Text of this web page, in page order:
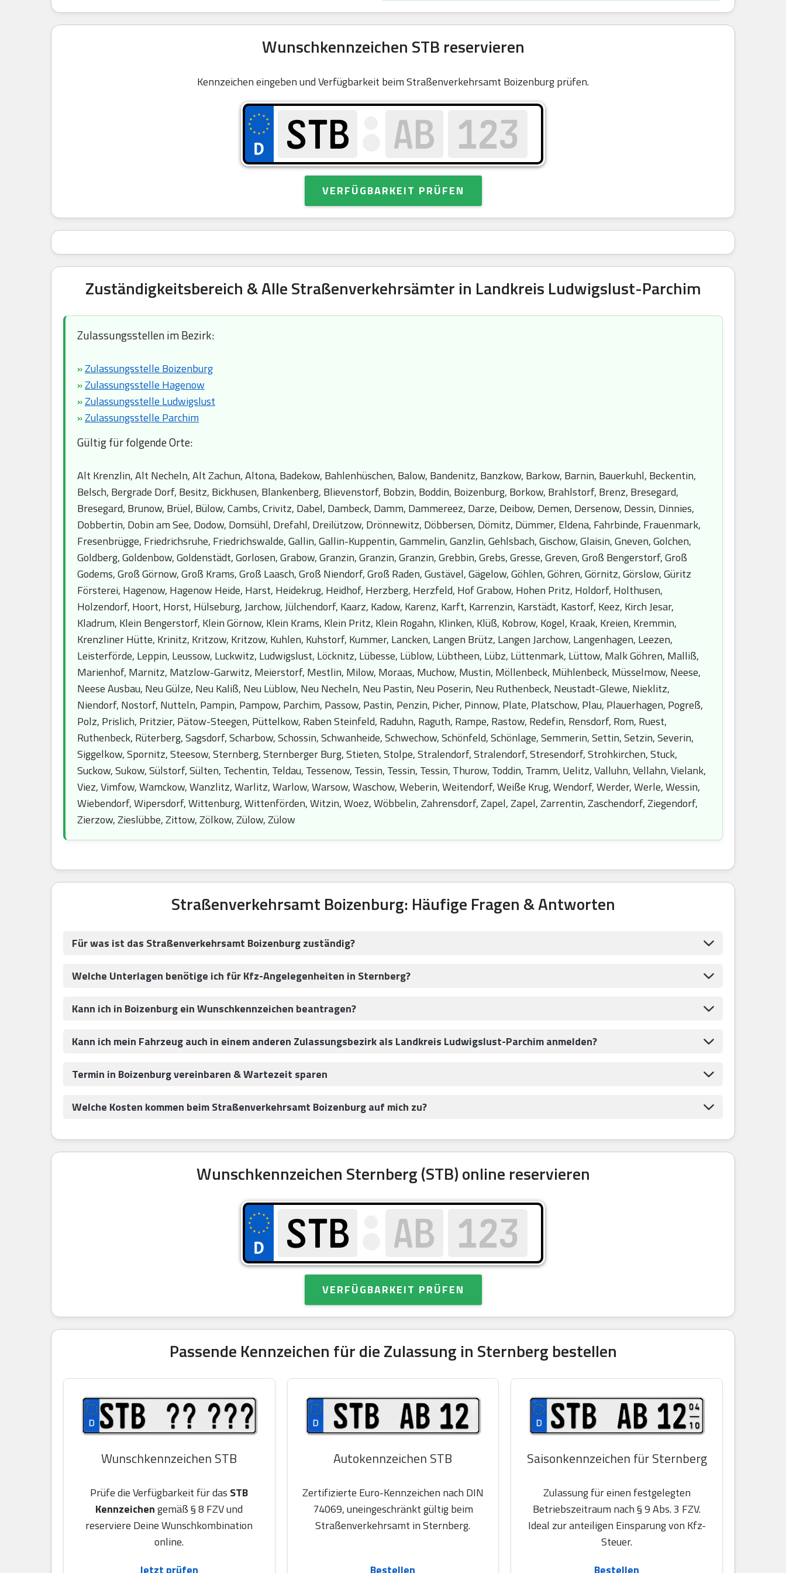
Wunschkennzeichen STB reservieren
Kennzeichen eingeben und Verfügbarkeit beim Straßenverkehrsamt Boizenburg prüfen.
VERFÜGBARKEIT PRÜFEN
Zuständigkeitsbereich & Alle Straßenverkehrsämter in Landkreis Ludwigslust-Parchim
Zulassungsstellen im Bezirk:
»Zulassungsstelle Boizenburg
»Zulassungsstelle Hagenow
»Zulassungsstelle Ludwigslust
»Zulassungsstelle Parchim
Gültig für folgende Orte:
Alt Krenzlin, Alt Necheln, Alt Zachun, Altona, Badekow, Bahlenhüschen, Balow, Bandenitz, Banzkow, Barkow, Barnin, Bauerkuhl, Beckentin,
Belsch, Bergrade Dorf, Besitz, Bickhusen, Blankenberg, Blievenstorf, Bobzin, Boddin, Boizenburg, Borkow, Brahlstorf, Brenz, Bresegard,
Bresegard, Brunow, Brüel, Bülow, Cambs, Crivitz, Dabel, Dambeck, Damm, Dammereez, Darze, Deibow, Demen, Dersenow, Dessin, Dinnies,
Dobbertin, Dobin am See, Dodow, Domsühl, Drefahl, Dreilützow, Drönnewitz, Döbbersen, Dömitz, Dümmer, Eldena, Fahrbinde, Frauenmark,
Fresenbrügge, Friedrichsruhe, Friedrichswalde, Gallin, Gallin-Kuppentin, Gammelin, Ganzlin, Gehlsbach, Gischow, Glaisin, Gneven, Golchen,
Goldberg, Goldenbow, Goldenstädt, Gorlosen, Grabow, Granzin, Granzin, Granzin, Grebbin, Grebs, Gresse, Greven, Groß Bengerstorf, Groß
Godems, Groß Görnow, Groß Krams, Groß Laasch, Groß Niendorf, Groß Raden, Gustävel, Gägelow, Göhlen, Göhren, Görnitz, Görslow, Güritz
Försterei, Hagenow, Hagenow Heide, Harst, Heidekrug, Heidhof, Herzberg, Herzfeld, Hof Grabow, Hohen Pritz, Holdorf, Holthusen,
Holzendorf, Hoort, Horst, Hülseburg, Jarchow, Jülchendorf, Kaarz, Kadow, Karenz, Karft, Karrenzin, Karstädt, Kastorf, Keez, Kirch Jesar,
Kladrum, Klein Bengerstorf, Klein Görnow, Klein Krams, Klein Pritz, Klein Rogahn, Klinken, Klüß, Kobrow, Kogel, Kraak, Kreien, Kremmin,
Krenzliner Hütte, Krinitz, Kritzow, Kritzow, Kuhlen, Kuhstorf, Kummer, Lancken, Langen Brütz, Langen Jarchow, Langenhagen, Leezen,
Leisterförde, Leppin, Leussow, Luckwitz, Ludwigslust, Löcknitz, Lübesse, Lüblow, Lübtheen, Lübz, Lüttenmark, Lüttow, Malk Göhren, Malliß,
Marienhof, Marnitz, Matzlow-Garwitz, Meierstorf, Mestlin, Milow, Moraas, Muchow, Mustin, Möllenbeck, Mühlenbeck, Müsselmow, Neese,
Neese Ausbau, Neu Gülze, Neu Kaliß, Neu Lüblow, Neu Necheln, Neu Pastin, Neu Poserin, Neu Ruthenbeck, Neustadt-Glewe, Nieklitz,
Niendorf, Nostorf, Nutteln, Pampin, Pampow, Parchim, Passow, Pastin, Penzin, Picher, Pinnow, Plate, Platschow, Plau, Plauerhagen, Pogreß,
Polz, Prislich, Pritzier, Pätow-Steegen, Püttelkow, Raben Steinfeld, Raduhn, Raguth, Rampe, Rastow, Redefin, Rensdorf, Rom, Ruest,
Ruthenbeck, Rüterberg, Sagsdorf, Scharbow, Schossin, Schwanheide, Schwechow, Schönfeld, Schönlage, Semmerin, Settin, Setzin, Severin,
Siggelkow, Spornitz, Steesow, Sternberg, Sternberger Burg, Stieten, Stolpe, Stralendorf, Stralendorf, Stresendorf, Strohkirchen, Stuck,
Suckow, Sukow, Sülstorf, Sülten, Techentin, Teldau, Tessenow, Tessin, Tessin, Tessin, Thurow, Toddin, Tramm, Uelitz, Valluhn, Vellahn, Vielank,
Viez, Vimfow, Wamckow, Wanzlitz, Warlitz, Warlow, Warsow, Waschow, Weberin, Weitendorf, Weiße Krug, Wendorf, Werder, Werle, Wessin,
Wiebendorf, Wipersdorf, Wittenburg, Wittenförden, Witzin, Woez, Wöbbelin, Zahrensdorf, Zapel, Zapel, Zarrentin, Zaschendorf, Ziegendorf,
Zierzow, Zieslübbe, Zittow, Zölkow, Zülow, Zülow
Straßenverkehrsamt Boizenburg: Häufige Fragen & Antworten
Für was ist das Straßenverkehrsamt Boizenburg zuständig?
Welche Unterlagen benötige ich für Kfz-Angelegenheiten in Sternberg?
Kann ich in Boizenburg ein Wunschkennzeichen beantragen?
Kann ich mein Fahrzeug auch in einem anderen Zulassungsbezirk als Landkreis Ludwigslust-Parchim anmelden?
Termin in Boizenburg vereinbaren & Wartezeit sparen
Welche Kosten kommen beim Straßenverkehrsamt Boizenburg auf mich zu?
Wunschkennzeichen Sternberg (STB) online reservieren
VERFÜGBARKEIT PRÜFEN
Passende Kennzeichen für die Zulassung in Sternberg bestellen
Wunschkennzeichen STB
Prüfe die Verfügbarkeit für das STB
Kennzeichengemäß § 8 FZV und
reserviere Deine Wunschkombination
online.
Jetzt prüfen
Autokennzeichen STB
Zertifizierte Euro-Kennzeichen nach DIN
74069, uneingeschränkt gültig beim
Straßenverkehrsamt in Sternberg.
Bestellen
Saisonkennzeichen für Sternberg
Zulassung für einen festgelegten
Betriebszeitraum nach § 9 Abs. 3 FZV.
Ideal zur anteiligen Einsparung von Kfz-
Steuer.
Bestellen